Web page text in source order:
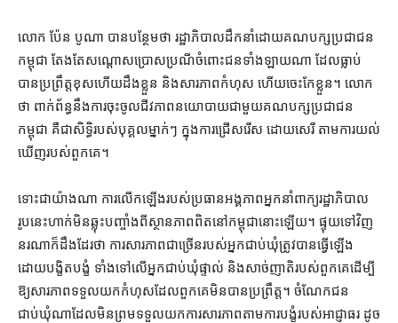
លោក ប៉ែន បូ​ណា បាន​បន្ថែម​ថា រដ្ឋាភិបាល​ដឹកនាំ​ដោយ​គណបក្ស​ប្រជាជន​
កម្ពុជា តែងតែ​សណ្តោស​ប្រោសប្រណី​ចំពោះ​ជន​ទាំងឡាយ​ណា ដែល​ធ្លាប់​
បាន​ប្រព្រឹត្ត​ខុស​ហើយ​ដឹងខ្លួន និង​សារភាព​កំហុស ហើយ​ចេះ​កែខ្លួន​។ លោក​
ថា ពាក់ព័ន្ធ​នឹង​ការ​ចុះ​ចូល​ជីវភាព​នយោបាយ​ជាមួយ​គណបក្ស​ប្រជាជន​
កម្ពុជា គឺជា​សិទ្ធិ​របស់​បុគ្គល​ម្នាក់ៗ ក្នុង​ការ​ជ្រើសរើស ដោយ​សេរី តាម​ការយល់
ឃើញ​របស់​ពួកគេ។
ទោះជា​យ៉ាងណា ការ​លើកឡើង​របស់​ប្រធាន​អង្គភាព​អ្នកនាំពាក្យ​រដ្ឋាភិបាល​
រូប​នេះ​ហាក់​មិន​ឆ្លុះ​បញ្ចាំង​ពី​ស្ថានភាព​ពិត​នៅ​កម្ពុជា​នោះ​ឡើយ​។ ផ្ទុយទៅវិញ
នរណា​ក៏​ដឹង​ដែរ​ថា ការ​សារភាព​ជា​ច្រើន​របស់​អ្នក​ជាប់ឃុំ​ត្រូវ​បាន​ធ្វើឡើង​
ដោយ​បង្ខិតបង្ខំ ទាំង​ទៅលើ​អ្នក​ជាប់ឃុំ​ផ្ទាល់ និង​សាច់ញាតិ​របស់​ពួកគេ​ដើម្បី​
ឱ្យ​សារភាព​ទទួលយក​កំហុស​ដែល​ពួកគេ​មិនបាន​ប្រព្រឹត្ត​។ ចំណែក​ជន​
ជាប់ឃុំ​ណា​ដែល​មិន​ព្រម​ទទួលយក​ការ​សារភាព​តាម​ការ​បង្ខំ​របស់​អាជ្ញាធរ ដូច​